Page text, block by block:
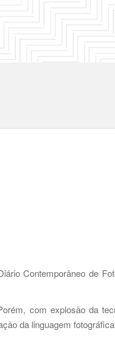
Contemporâneo de
com explosão da
da linguagem